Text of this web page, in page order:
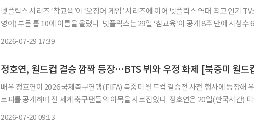
넷플릭스 시리즈 ‘참교육’이 ‘오징어 게임’ 시리즈에 이어 넷플릭스 역대 최고 인기
영어) 부문 톱 10에 이름을 올렸다. 넷플릭스는 29일 ‘참교육’이 공개 8주 만에 시청수 6020만
2026-07-29 17:39
정호연, 월드컵 결승 깜짝 등장⋯BTS 뷔와 우정 화제 [북중미 월드
배우 정호연이 2026 국제축구연맹(FIFA) 북중미 월드컵 결승전 사전 행사에 등장해
로피를 공개하며 전 세계 축구팬들의 이목을 사로잡았다. 정호연은 20일(한국시간) 미국 뉴
2026-07-20 09:13